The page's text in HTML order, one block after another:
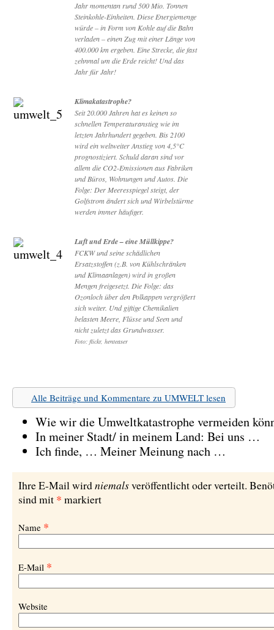
Jahr momentan rund 500 Mio. Tonnen
Steinkohle-Einheiten. Diese Energiemenge
würde – in Form von Kohle auf die Bahn
verladen – einen Zug mit einer Länge von
400.000 km ergeben. Eine Strecke, die fast
zehnmal um die Erde reicht! Und das
Jahr für Jahr!
Klimakatastrophe?
Seit 20.000 Jahren hat es keinen so
schnellen Temperaturanstieg wie im
letzten Jahrhundert gegeben. Bis 2100
wird ein weltweiter Anstieg von 4,5°C
prognostiziert. Schuld daran sind vor
allem die CO2-Emissionen aus Fabriken
und Büros, Wohnungen und Autos. Die
Folge: Der Meeresspiegel steigt, der
Golfstrom ändert sich und Wirbelstürme
werden immer häufiger.
Luft und Erde – eine Müllkippe?
FCKW und seine schädlichen
Ersatzstoffen (z.B. von Kühlschränken
und Klimaanlagen) wird in großen
Mengen freigesetzt. Die Folge: das
Ozonloch über den Polkappen vergrößert
sich weiter. Und giftige Chemikalien
belasten Meere, Flüsse und Seen und
nicht zuletzt das Grundwasser.
Foto: flickr, henteaser
Alle Beiträge und Kommentare zu UMWELT lesen
Wie wir die Umweltkatastrophe vermeiden
In meiner Stadt/ in meinem Land: Bei uns …
Ich finde, … Meiner Meinung nach …
Ihre E-Mail wirdniemalsveröffentlicht oder verteilt.
sind mit * markiert
Name *
E-Mail *
Website